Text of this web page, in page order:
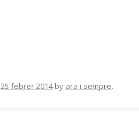
25 febrer 2014by ara i sempre.